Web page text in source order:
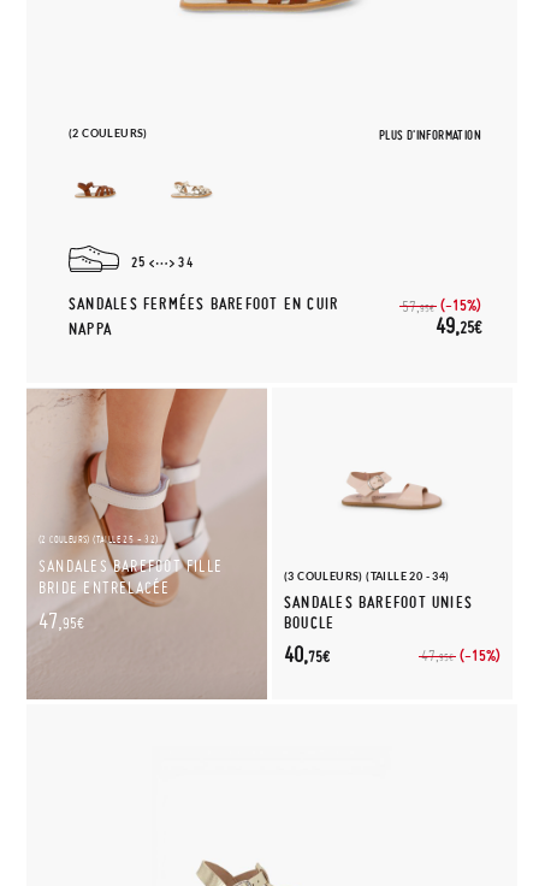
(2 COULEURS) PLUS D'INFORMATION
25 34
SANDALES FERMÉES BAREFOOT EN CUIR
NAPPA
57,95€ (-15%)
49,25€
(2 COULEURS) (TAILLE 25 - 32)
SANDALES BAREFOOT FILLE
BRIDE ENTRELACÉE
47, 95€
(3 COULEURS) (TAILLE 20 - 34)
SANDALES BAREFOOT UNIES
BOUCLE
47,95€ (-15%)
40,75€